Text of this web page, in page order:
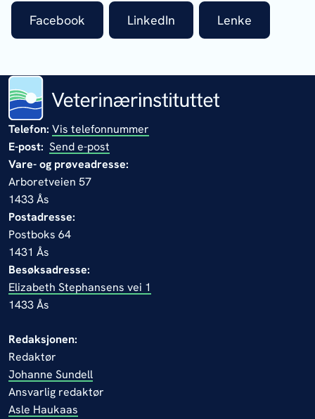
Facebook LinkedIn Lenke
Telefon: Vis telefonnummer
E-post: Send e-post
Vare- og prøveadresse:
Arboretveien 57
1433 Ås
Postadresse:
Postboks 64
1431 Ås
Besøksadresse:
Elizabeth Stephansens vei 1
1433 Ås
Redaksjonen:
Redaktør
Johanne Sundell
Ansvarlig redaktør
Asle Haukaas